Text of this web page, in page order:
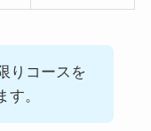
りコースを
。